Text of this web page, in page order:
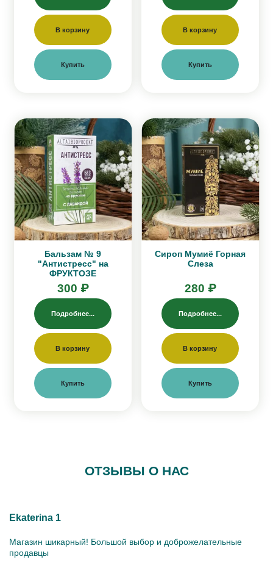
В корзину
Купить
В корзину
Купить
Бальзам № 9
"Антистресс" на
ФРУКТОЗЕ
300 ₽
Подробнее...
В корзину
Купить
Сироп Мумиё Горная
Слеза
280 ₽
Подробнее...
В корзину
Купить
ОТЗЫВЫ О НАС
Ekaterina 1
Магазин шикарный! Большой выбор и доброжелательные
продавцы